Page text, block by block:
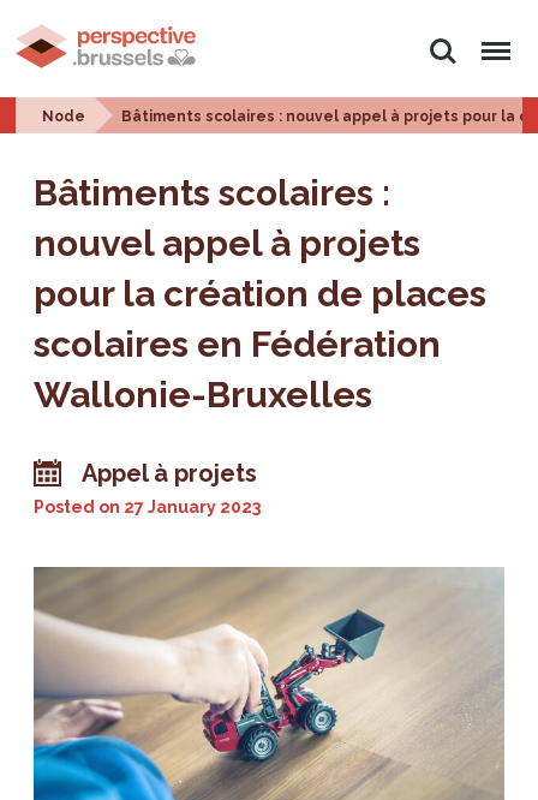
Search Menu
Node Bâtiments scolaires : nouvel appel à projets pour la
Bâtiments scolaires :
nouvel appel à projets
pour la création de places
scolaires en Fédération
Wallonie-Bruxelles
Appel à projets
Posted on 27 January 2023